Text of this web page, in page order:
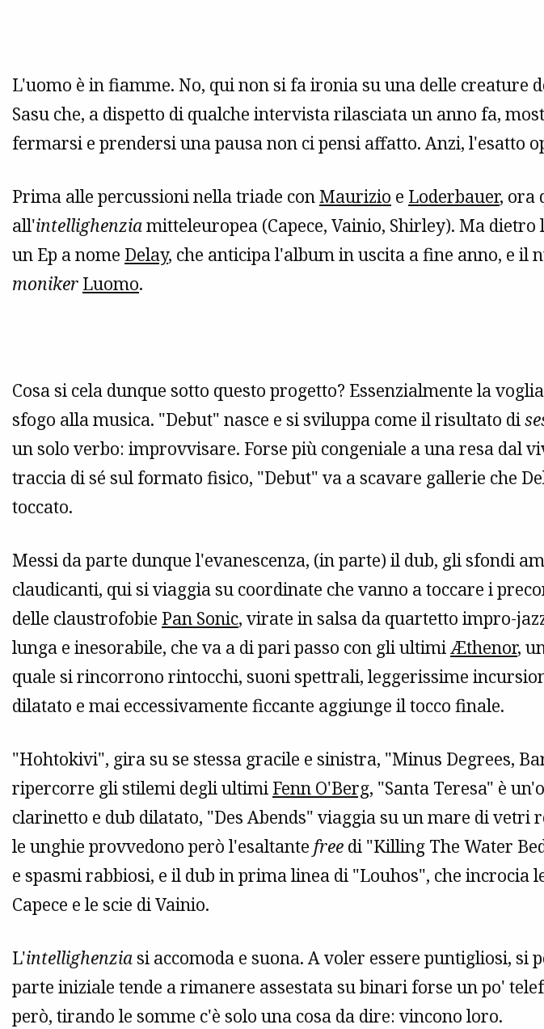
L'uomo è in fiamme. No, qui non si fa ironia su una delle creature
Sasu che, a dispetto di qualche intervista rilasciata un anno fa,
fermarsi e prendersi una pausa non ci pensi affatto. Anzi, l'esatto
Prima alle percussioni nella triade conMaurizio e Loderbauer, ora
all'intellighenziamitteleuropea (Capece, Vainio, Shirley). Ma dietro
un Ep a nome Delay, che anticipa l'album in uscita a fine anno, e il
moniker Luomo.
Cosa si cela dunque sotto questo progetto? Essenzialmente la
sfogo alla musica. "Debut" nasce e si sviluppa come il risultato di
un solo verbo: improvvisare. Forse più congeniale a una resa dal
traccia di sé sul formato fisico, "Debut" va a scavare gallerie che
toccato.
Messi da parte dunque l'evanescenza, (in parte) il dub, gli sfondi
claudicanti, qui si viaggia su coordinate che vanno a toccare i
delle claustrofobie Pan Sonic, virate in salsa da quartetto impro-
lunga e inesorabile, che va a di pari passo con gli ultimiÆthenor,
quale si rincorrono rintocchi, suoni spettrali, leggerissime
dilatato e mai eccessivamente ficcante aggiunge il tocco finale.
"Hohtokivi", gira su se stessa gracile e sinistra, "Minus Degrees,
ripercorre gli stilemi degli ultimi Fenn O'Berg, "Santa Teresa" è
clarinetto e dub dilatato, "Des Abends" viaggia su un mare di
le unghie provvedono però l'esaltante free di "Killing The Water
e spasmi rabbiosi, e il dub in prima linea di "Louhos", che incrocia
Capece e le scie di Vainio.
L'intellighenziasi accomoda e suona. A voler essere puntigliosi, si
parte iniziale tende a rimanere assestata su binari forse un po'
però, tirando le somme c'è solo una cosa da dire: vincono loro.